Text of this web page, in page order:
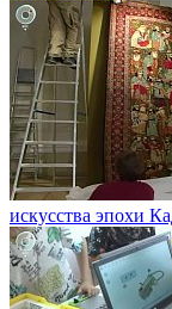
искусства эпохи